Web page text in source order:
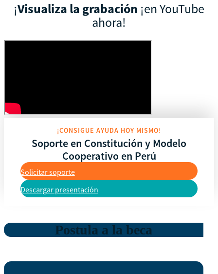
¡Visualiza la grabación ¡en YouTube
ahora!
¡CONSIGUE AYUDA HOY MISMO!
Soporte en Constitución y Modelo
Cooperativo en Perú
Solicitar soporte
Descargar presentación
Postula a la beca